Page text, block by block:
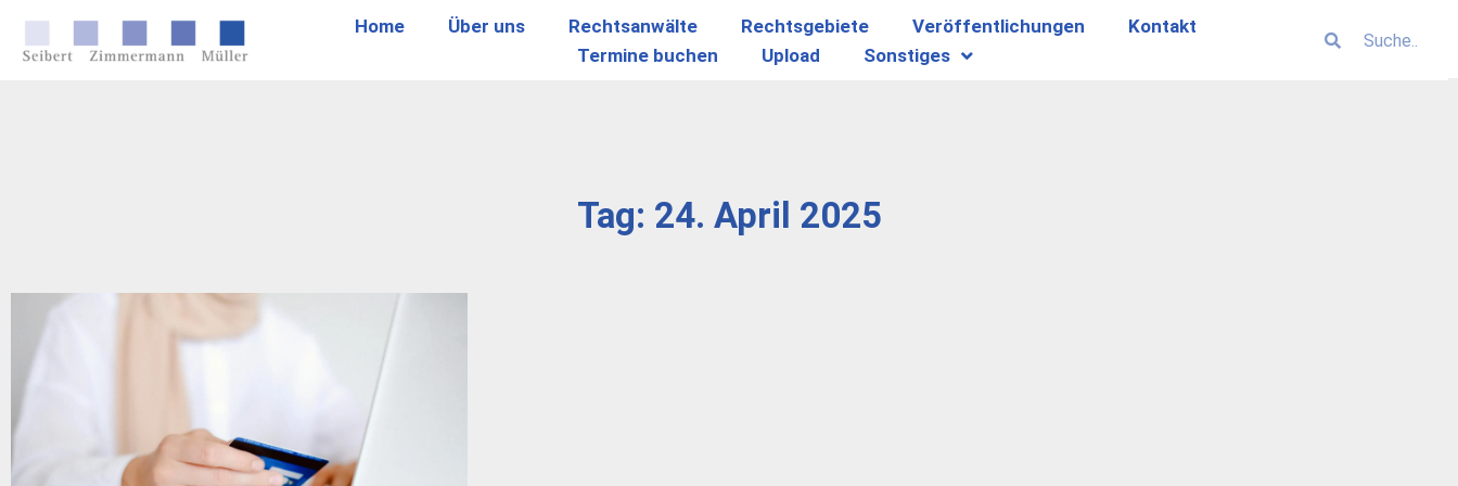
Home Über uns Rechtsanwälte Rechtsgebiete Veröffentlichungen
Kontakt
Termine buchen
Upload Sonstiges
Tag: 24. April 2025